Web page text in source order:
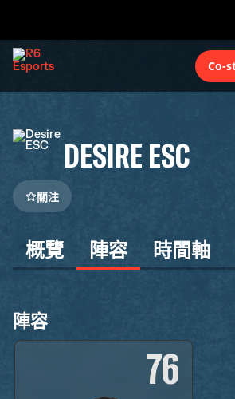
Co-
DESIRE ESC
關注
概覽 陣容 時間軸
陣容
76